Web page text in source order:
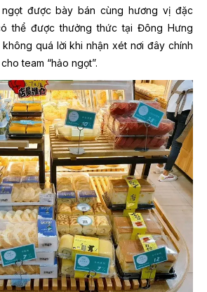
được bày bán cùng hương vị đặc
thể được thưởng thức tại Đông Hưng
quá lời khi nhận xét nơi đây chính
team “hảo ngọt”.